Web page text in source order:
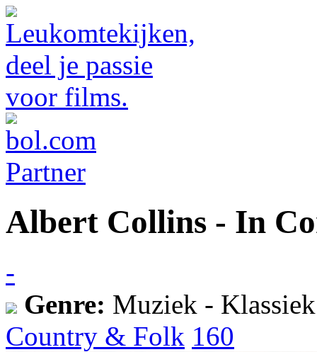
Albert Collins - In
-
Genre: Muziek -
Country & Folk 160